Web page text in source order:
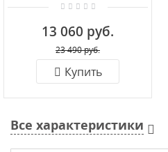
13 060 руб.
23 490 руб.
Купить
Все характеристики